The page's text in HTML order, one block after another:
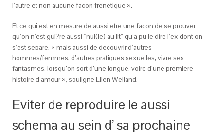
l’autre et non aucune facon frenetique ».
Et ce qui est en mesure de aussi etre une facon de se prouver
qu’on n’est gui?re aussi “nul(le) au lit” qu’a pu le dire l’ex dont on
s’est separe. « mais aussi de decouvrir d’autres
hommes/femmes, d’autres pratiques sexuelles, vivre ses
fantasmes, lorsqu’on sort d’une longue, voire d’une premiere
histoire d’amour », souligne Ellen Weiland.
Eviter de reproduire le aussi
schema au sein d’ sa prochaine